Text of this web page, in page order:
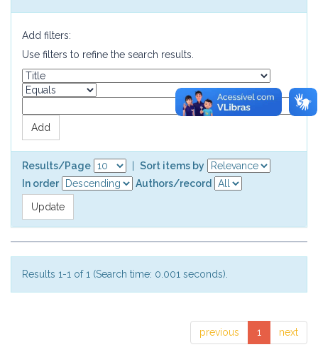
Add filters:
Use filters to refine the search results.
Results/Page
Sort items by
In order
Authors/record
Results 1-1 of 1 (Search time: 0.001 seconds).
previous 1 next